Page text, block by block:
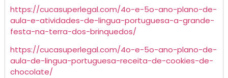
https://cucasuperlegal.com/4o-e-5o-ano-plano-de-
aula-e-atividades-de-lingua-portuguesa-a-grande-
festa-na-terra-dos-brinquedos/
https://cucasuperlegal.com/4o-e-5o-ano-plano-de-
aula-de-lingua-portuguesa-receita-de-cookies-de-
chocolate/